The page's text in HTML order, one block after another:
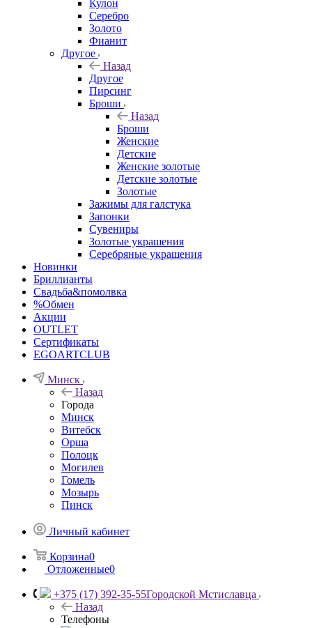
Кулон
Серебро
Золото
Фианит
Другое
Назад
Другое
Пирсинг
Броши
Назад
Броши
Женские
Детские
Женские золотые
Детские золотые
Золотые
Зажимы для галстука
Запонки
Сувениры
Золотые украшения
Серебряные украшения
Новинки
Бриллианты
Свадьба&помолвка
%Обмен
Акции
OUTLET
Сертификаты
EGOARTCLUB
Минск
Назад
Города
Минск
Витебск
Орша
Полоцк
Могилев
Гомель
Мозырь
Пинск
Личный кабинет
Корзина0
Отложенные0
+375 (17) 392-35-55Городской Мстиславца
Назад
Телефоны